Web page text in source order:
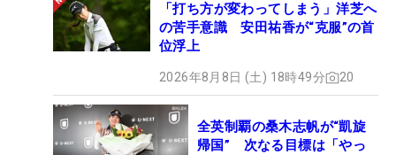
「打ち方が変わってしまう」洋芝へ
の苦手意識 安田祐香が“克服”の首
位浮上
2026年8月8日 (土) 18時49分 20
全英制覇の桑木志帆が“凱旋
帰国” 次なる目標は「やっ